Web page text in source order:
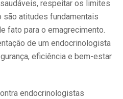
respeitar os limites
atitudes fundamentais
fato para o emagrecimento.
de um endocrinologista
eficiência e bem-estar
endocrinologistas